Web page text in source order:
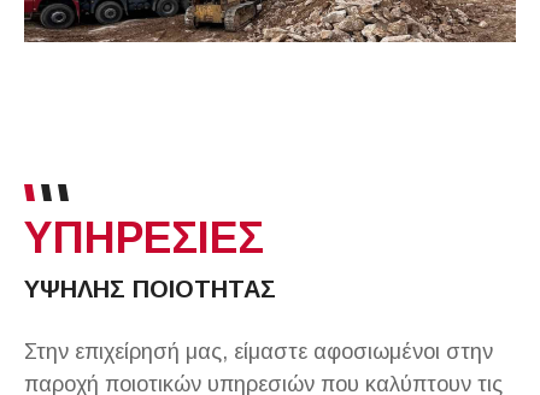
ΥΠΗΡΕΣΙΕΣ
ΥΨΗΛΗΣ ΠΟΙΟΤΗΤΑΣ
Στην επιχείρησή μας, είμαστε αφοσιωμένοι στην
παροχή ποιοτικών υπηρεσιών που καλύπτουν τις